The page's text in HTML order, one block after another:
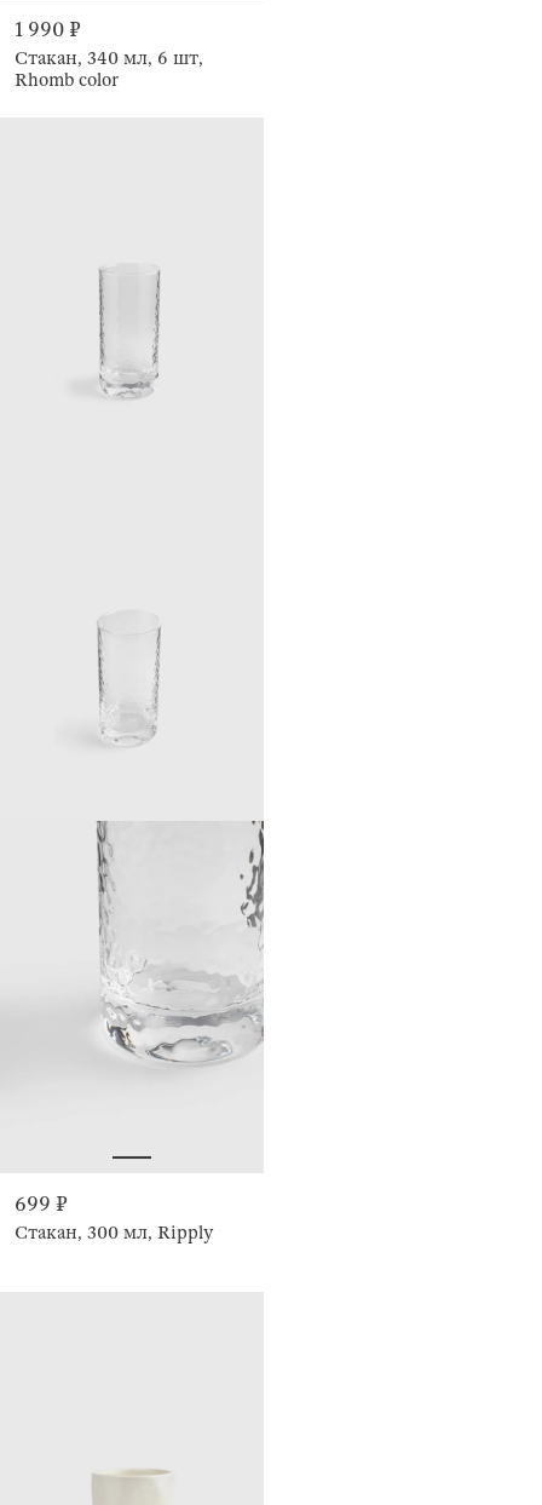
1 990 ₽
Стакан, 340 мл, 6 шт,
Rhomb color
699 ₽
Стакан, 300 мл, Ripply